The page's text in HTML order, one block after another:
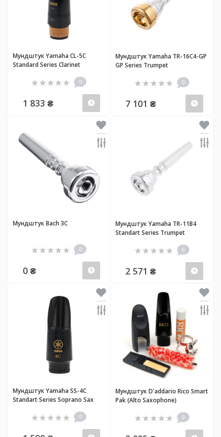
Мундштук Yamaha CL-5C
Standard Series Clarinet
0
1 833 ₴ Предзаказ
Мундштук Yamaha TR-16C4-GP
GP Series Trumpet
0
7 101 ₴
Мундштук Bach 3C
0
0 ₴ Предзаказ
Мундштук Yamaha TR-11B4
Standart Series Trumpet
0
2 571 ₴
Мундштук Yamaha SS-4C
Standart Series Soprano Sax
0
Мундштук D'addario Rico Smart
Pak (Alto Saxophone)
0